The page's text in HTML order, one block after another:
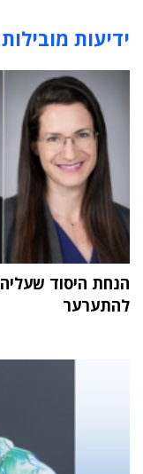
תוכן פרסומי
ידיעות מובילות
הנחת היסוד
להתערער